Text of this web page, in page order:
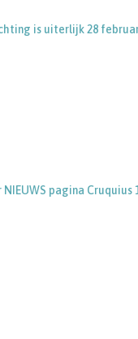
is uiterlijk 28
pagina Cruquius